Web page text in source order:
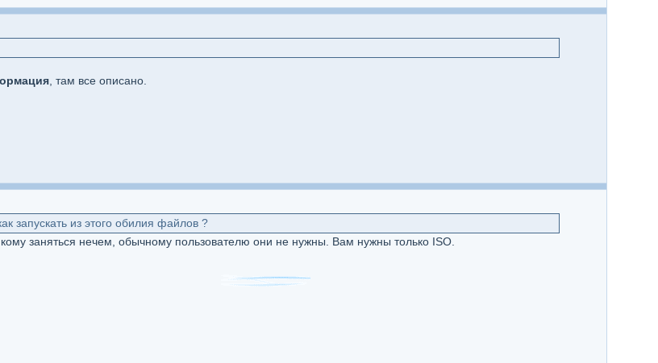
, там все описано.
запускать из этого обилия файлов ?
заняться нечем, обычному пользователю они не нужны. Вам нужны только ISO.